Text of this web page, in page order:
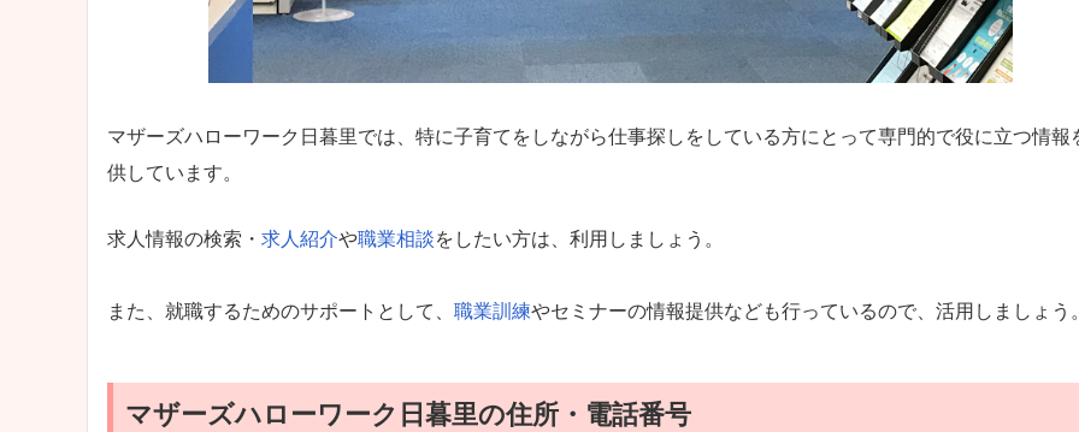
マザーズハローワーク日暮里では、特に子育てをしながら仕事探しをしている方にとって専門的で役に立つ情報
供しています。
求人情報の検索・ 求人紹介や職業相談をしたい方は、利用しましょう。
また、就職するためのサポートとして、 職業訓練やセミナーの情報提供なども行っているので、活用しましょう
マザーズハローワーク日暮里の住所・電話番号